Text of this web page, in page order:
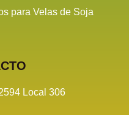
para Velas de Soja
Local 306